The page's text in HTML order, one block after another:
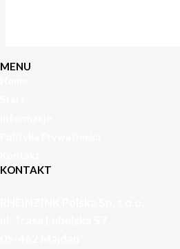
MENU
KONTAKT